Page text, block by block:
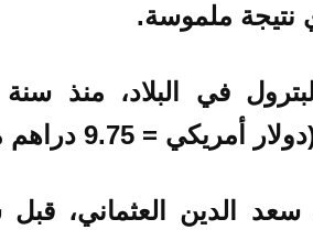
نتيجة ملموسة.
الدين العثماني، قبل